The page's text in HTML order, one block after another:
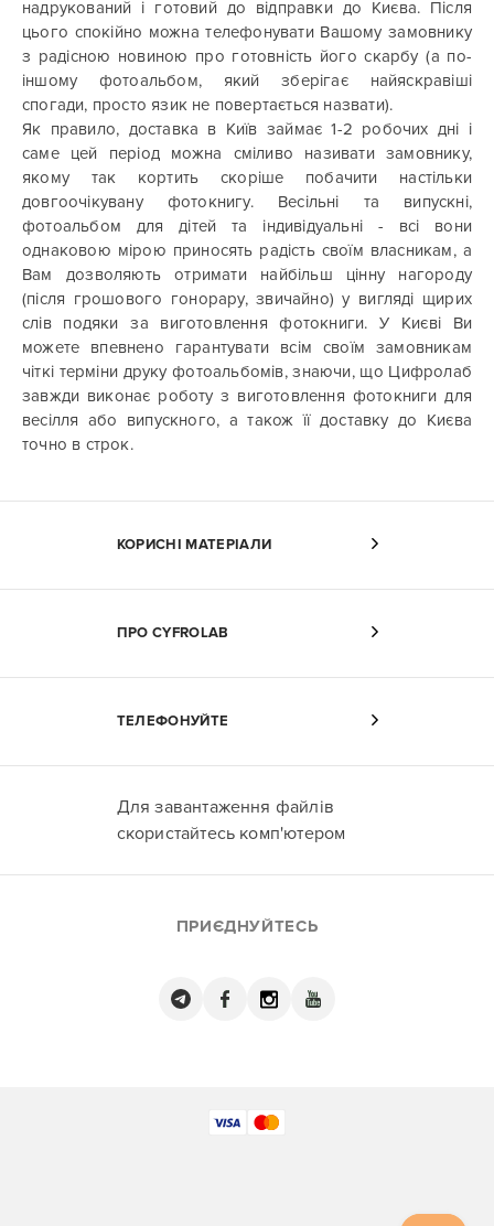
надрукований і готовий до відправки до Києва. Після
цього спокійно можна телефонувати Вашому замовнику
з радісною новиною про готовність його скарбу (а по-
іншому фотоальбом, який зберігає найяскравіші
спогади, просто язик не повертається назвати).
Як правило, доставка в Київ займає 1-2 робочих дні і
саме цей період можна сміливо називати замовнику,
якому так кортить скоріше побачити настільки
довгоочікувану фотокнигу. Весільні та випускні,
фотоальбом для дітей та індивідуальні - всі вони
однаковою мірою приносять радість своїм власникам, а
Вам дозволяють отримати найбільш цінну нагороду
(після грошового гонорару, звичайно) у вигляді щирих
слів подяки за виготовлення фотокниги. У Києві Ви
можете впевнено гарантувати всім своїм замовникам
чіткі терміни друку фотоальбомів, знаючи, що Цифролаб
завжди виконає роботу з виготовлення фотокниги для
весілля або випускного, а також її доставку до Києва
точно в строк.
КОРИСНІ МАТЕРІАЛИ
ПРО CYFROLAB
ТЕЛЕФОНУЙТЕ
Для завантаження файлів
скористайтесь комп'ютером
ПРИЄДНУЙТЕСЬ